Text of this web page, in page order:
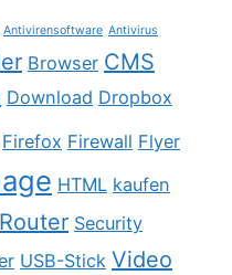
Antivirensoftware Antivirus
Browser CMS
Download Dropbox
Firefox Firewall Flyer
HTML kaufen
Router Security
USB-Stick Video